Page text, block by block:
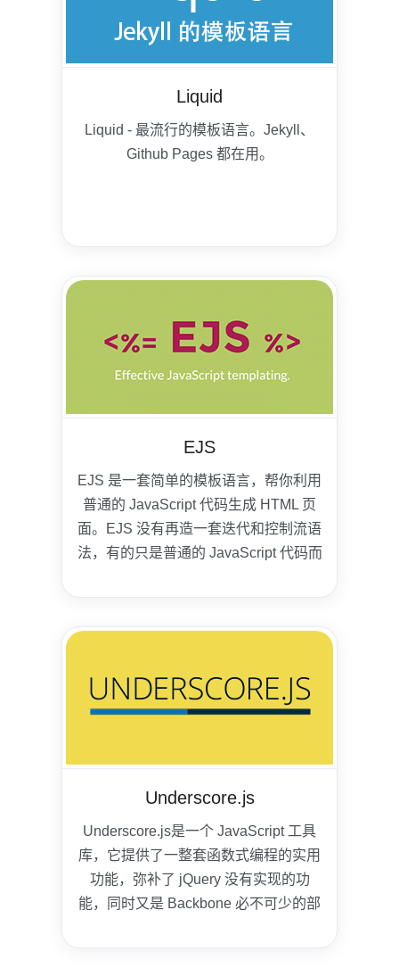
Liquid
Liquid - 最流行的模板语言。Jekyll、
Github Pages 都在用。
EJS
EJS 是一套简单的模板语言，帮你利用
普通的 JavaScript 代码生成 HTML 页
面。EJS 没有再造一套迭代和控制流语
法，有的只是普通的 JavaScript 代码而
Underscore.js
Underscore.js是一个 JavaScript 工具
库，它提供了一整套函数式编程的实用
功能，弥补了 jQuery 没有实现的功
能，同时又是 Backbone 必不可少的部